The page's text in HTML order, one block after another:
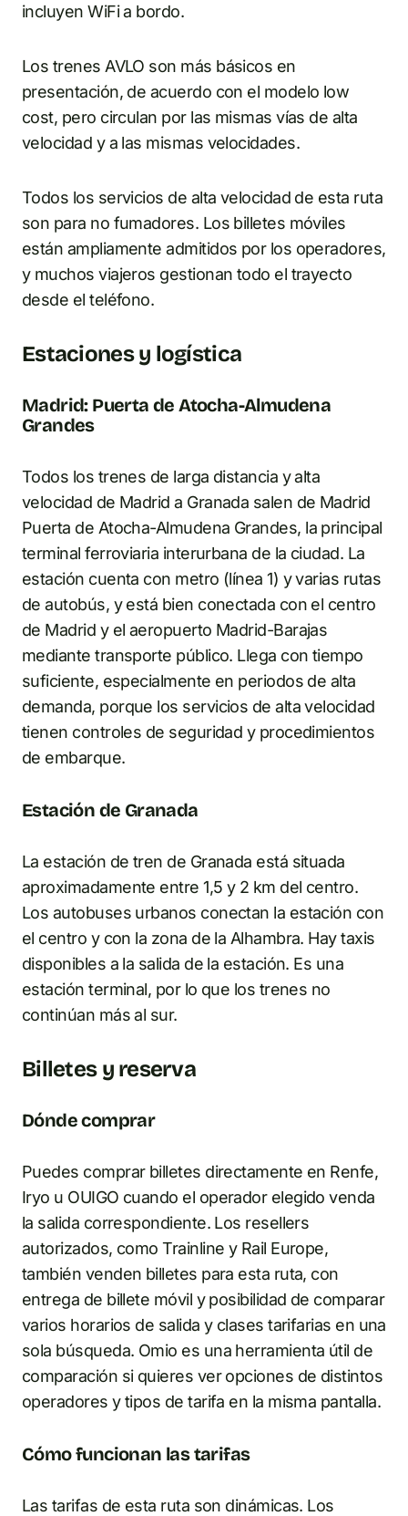
incluyen WiFi a bordo.
Los trenes AVLO son más básicos en
presentación, de acuerdo con el modelo low
cost, pero circulan por las mismas vías de alta
velocidad y a las mismas velocidades.
Todos los servicios de alta velocidad de esta ruta
son para no fumadores. Los billetes móviles
están ampliamente admitidos por los operadores,
y muchos viajeros gestionan todo el trayecto
desde el teléfono.
Estaciones y logística
Madrid: Puerta de Atocha-Almudena
Grandes
Todos los trenes de larga distancia y alta
velocidad de Madrid a Granada salen de Madrid
Puerta de Atocha-Almudena Grandes, la principal
terminal ferroviaria interurbana de la ciudad. La
estación cuenta con metro (línea 1) y varias rutas
de autobús, y está bien conectada con el centro
de Madrid y el aeropuerto Madrid-Barajas
mediante transporte público. Llega con tiempo
suficiente, especialmente en periodos de alta
demanda, porque los servicios de alta velocidad
tienen controles de seguridad y procedimientos
de embarque.
Estación de Granada
La estación de tren de Granada está situada
aproximadamente entre 1,5 y 2 km del centro.
Los autobuses urbanos conectan la estación con
el centro y con la zona de la Alhambra. Hay taxis
disponibles a la salida de la estación. Es una
estación terminal, por lo que los trenes no
continúan más al sur.
Billetes y reserva
Dónde comprar
Puedes comprar billetes directamente en Renfe,
Iryo u OUIGO cuando el operador elegido venda
la salida correspondiente. Los resellers
autorizados, como Trainline y Rail Europe,
también venden billetes para esta ruta, con
entrega de billete móvil y posibilidad de comparar
varios horarios de salida y clases tarifarias en una
sola búsqueda. Omio es una herramienta útil de
comparación si quieres ver opciones de distintos
operadores y tipos de tarifa en la misma pantalla.
Cómo funcionan las tarifas
Las tarifas de esta ruta son dinámicas. Los